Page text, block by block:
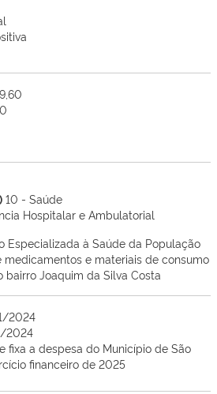
10 - Saúde
Hospitalar e Ambulatorial
Especializada à Saúde da População
medicamentos e materiais de consumo
Joaquim da Silva Costa
2024
2024
fixa a despesa do Município de São
financeiro de 2025